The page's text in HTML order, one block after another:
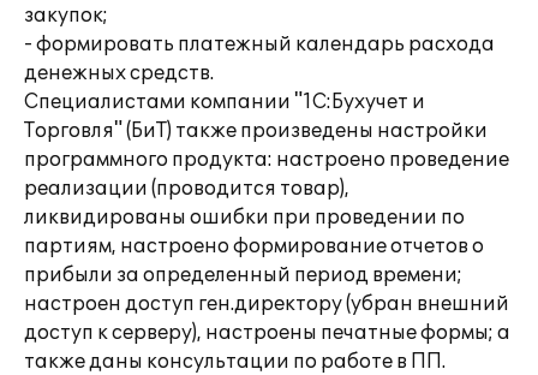
закупок;
- формировать платежный календарь расхода
денежных средств.
Специалистами компании "1С:Бухучет и
Торговля" (БиТ) также произведены настройки
программного продукта: настроено проведение
реализации (проводится товар),
ликвидированы ошибки при проведении по
партиям, настроено формирование отчетов о
прибыли за определенный период времени;
настроен доступ ген.директору (убран внешний
доступ к серверу), настроены печатные формы; а
также даны консультации по работе в ПП.